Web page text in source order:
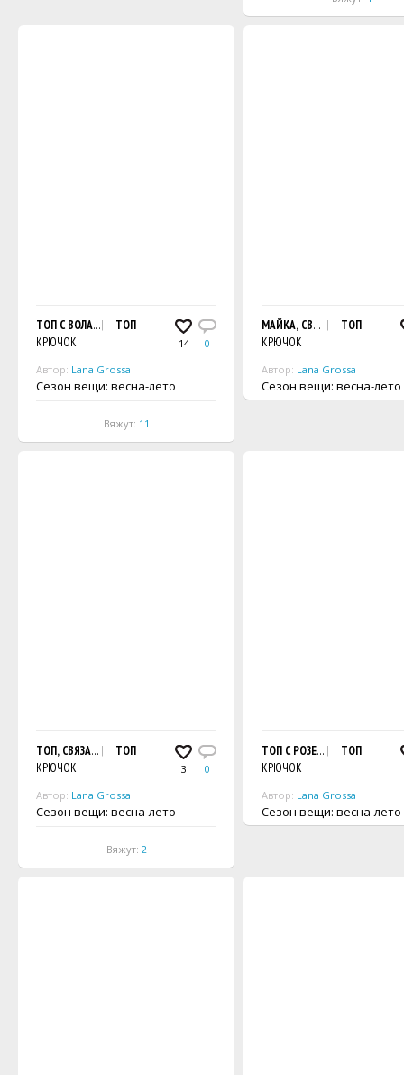
14 0
ТОП С ВОЛАНОМ, СВЯЗАННЫЙ РЕЛЬЕФНЫМ УЗОРОМ С ДЫРОЧКАМИ
ТОП
КРЮЧОК
Автор: Lana Grossa
Сезон вещи: весна-лето
Вяжут: 11
МАЙКА, СВЯЗАННАЯ
ТОП
КРЮЧОК
Автор: Lana Grossa
Сезон вещи: весна-лето
3 0
ТОП, СВЯЗАННЫЙ КЛЕТЧАТЫМ УЗОРОМ
ТОП
КРЮЧОК
Автор: Lana Grossa
Сезон вещи: весна-лето
Вяжут: 2
ТОП С РОЗЕТКАМИ,
ТОП
КРЮЧОК
Автор: Lana Grossa
Сезон вещи: весна-лето